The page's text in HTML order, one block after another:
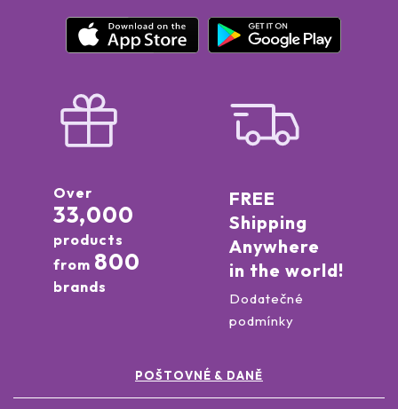
Over
33,000
products
from 800
brands
FREE
Shipping
Anywhere
in the world!
Dodatečné
podmínky
POŠTOVNÉ & DANĚ